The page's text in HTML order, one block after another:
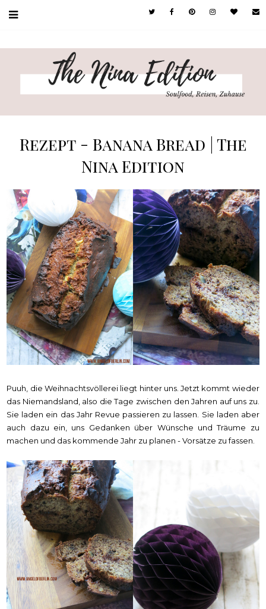
Rezept - Banana Bread | The
Nina Edition
Puuh, die Weihnachtsvöllerei liegt hinter uns. Jetzt kommt wieder
das Niemandsland, also die Tage zwischen den Jahren auf uns zu.
Sie laden ein das Jahr Revue passieren zu lassen. Sie laden aber
auch dazu ein, uns Gedanken über Wünsche und Träume zu
machen und das kommende Jahr zu planen - Vorsätze zu fassen.